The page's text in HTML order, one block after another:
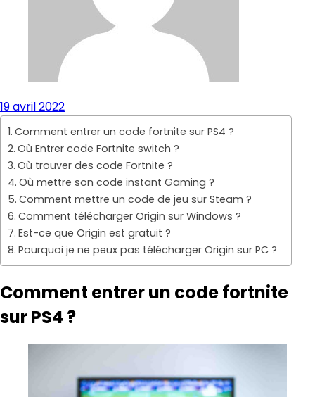
19 avril 2022
Comment entrer un code fortnite sur PS4 ?
Où Entrer code Fortnite switch ?
Où trouver des code Fortnite ?
Où mettre son code instant Gaming ?
Comment mettre un code de jeu sur Steam ?
Comment télécharger Origin sur Windows ?
Est-ce que Origin est gratuit ?
Pourquoi je ne peux pas télécharger Origin sur PC ?
Comment entrer un code fortnite
sur PS4 ?